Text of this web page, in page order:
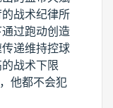
战术纪律所
过跑动创造
递维持控球
战术下限
他都不会犯